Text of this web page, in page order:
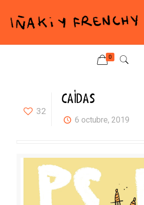
0
32
CAÍDAS
6 octubre, 2019